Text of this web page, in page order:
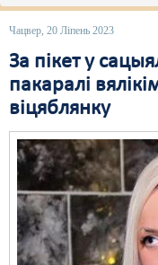
Чацвер, 20 Ліпень 2023
За пікет у
пакаралі
віцяблянку
Выбары
Грамадзянскія
Дзяржава
Дыскрымінацыя
Затрыманьні
Карная псыхіятрыя
Пра нас
RSS